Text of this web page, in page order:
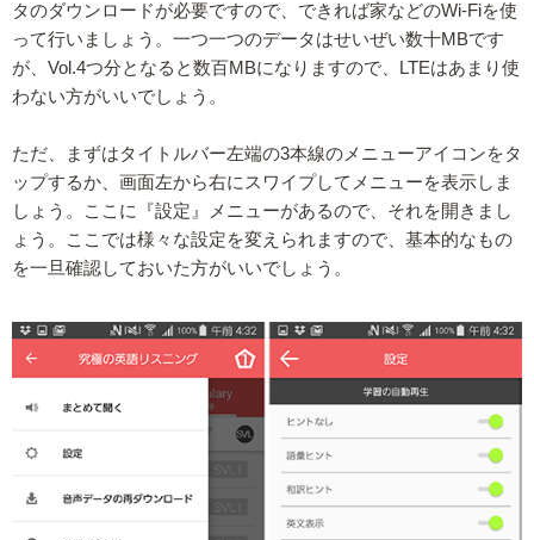
タのダウンロードが必要ですので、できれば家などのWi-Fiを使
って行いましょう。一つ一つのデータはせいぜい数十MBです
が、Vol.4つ分となると数百MBになりますので、LTEはあまり使
わない方がいいでしょう。
ただ、まずはタイトルバー左端の3本線のメニューアイコンをタ
ップするか、画面左から右にスワイプしてメニューを表示しま
しょう。ここに『設定』メニューがあるので、それを開きまし
ょう。ここでは様々な設定を変えられますので、基本的なもの
を一旦確認しておいた方がいいでしょう。